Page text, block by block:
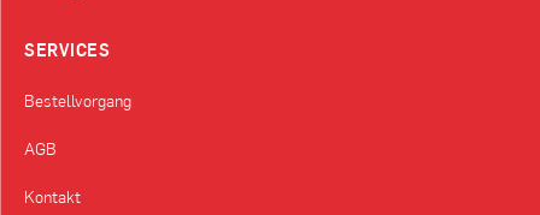
SERVICES
Bestellvorgang
AGB
Kontakt